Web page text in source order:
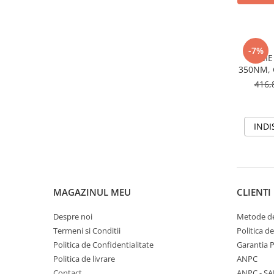
-7%
350NM,
6AH,
MAGAZINUL MEU
Despre noi
Termeni si Conditii
Politica de Confidentialitate
Politica de livrare
CLIENTI
Metode
Politica
Garantia
ANPC